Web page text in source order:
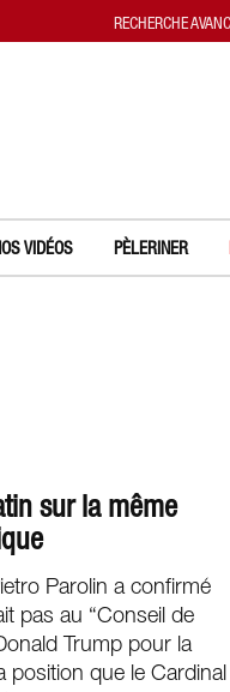
VIDÉOS PÈLERINER
sur la même
Parolin a confirmé
pas au “Conseil de
Trump pour la
position que le Cardinal
RECHERCHE